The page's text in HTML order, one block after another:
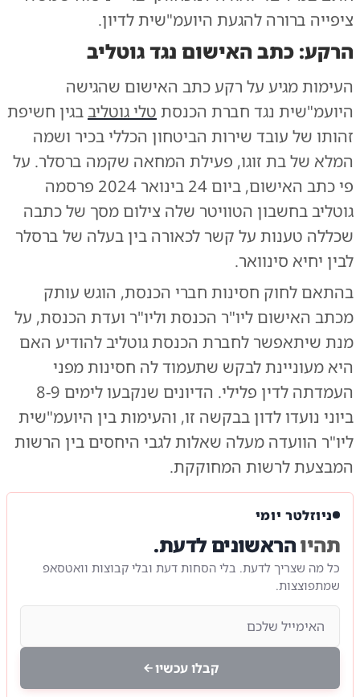
ציפייה ברורה להגעת היועמ"שית לדיון.
הרקע: כתב האישום נגד גוטליב
העימות מגיע על רקע כתב האישום שהגישה
היועמ"שית נגד חברת הכנסת טלי גוטליבבגין חשיפת
זהותו של עובד שירות הביטחון הכללי בכיר ושמה
המלא של בת זוגו, פעילת המחאה שקמה ברסלר. על
פי כתב האישום, ביום 24 בינואר 2024 פרסמה
גוטליב בחשבון הטוויטר שלה צילום מסך של כתבה
שכללה טענות על קשר לכאורה בין בעלה של ברסלר
לבין יחיא סינוואר.
בהתאם לחוק חסינות חברי הכנסת, הוגש עותק
מכתב האישום ליו"ר הכנסת וליו"ר ועדת הכנסת, על
מנת שיתאפשר לחברת הכנסת גוטליב להודיע האם
היא מעוניינת לבקש שתעמוד לה חסינות מפני
העמדתה לדין פלילי. הדיונים שנקבעו לימים 8-9
ביוני נועדו לדון בבקשה זו, והעימות בין היועמ"שית
ליו"ר הוועדה מעלה שאלות לגבי היחסים בין הרשות
המבצעת לרשות המחוקקת.
ניוזלטר יומי
תהיוהראשונים לדעת.
כל מה שצריך לדעת. בלי הסחות דעת ובלי קבוצות וואטסאפ
שמתפוצצות.
קבלו עכשיו